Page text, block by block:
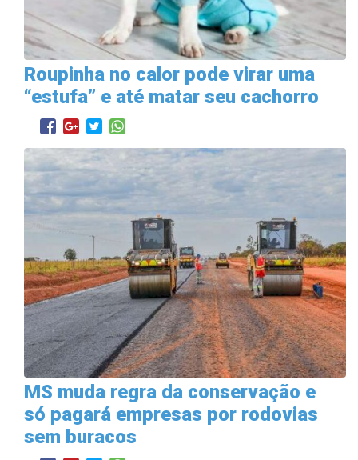
Roupinha no calor pode virar uma
“estufa” e até matar seu cachorro
MS muda regra da conservação e
só pagará empresas por rodovias
sem buracos